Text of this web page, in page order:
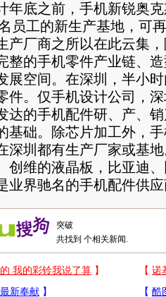
年底之前，手机新锐奥
员工的新生产基地，可
厂商之所以在此云集，
整的手机零件产业链、
展空间。在深圳，半小
件。仅手机设计公司，
的手机配件研、产、销
基础。除芯片加工外，
深圳都有生产厂家或基
创维的液晶板，比亚迪
业界驰名的手机配件供
共找到 个相关新闻.